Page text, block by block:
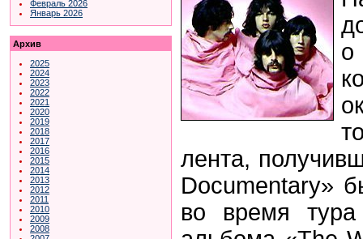
Февраль 2026
Январь 2026
Архив
2025
2024
2023
2022
2021
2020
2019
2018
2017
2016
2015
2014
2013
2012
2011
2010
2009
2008
лента,
Documentary»
во время